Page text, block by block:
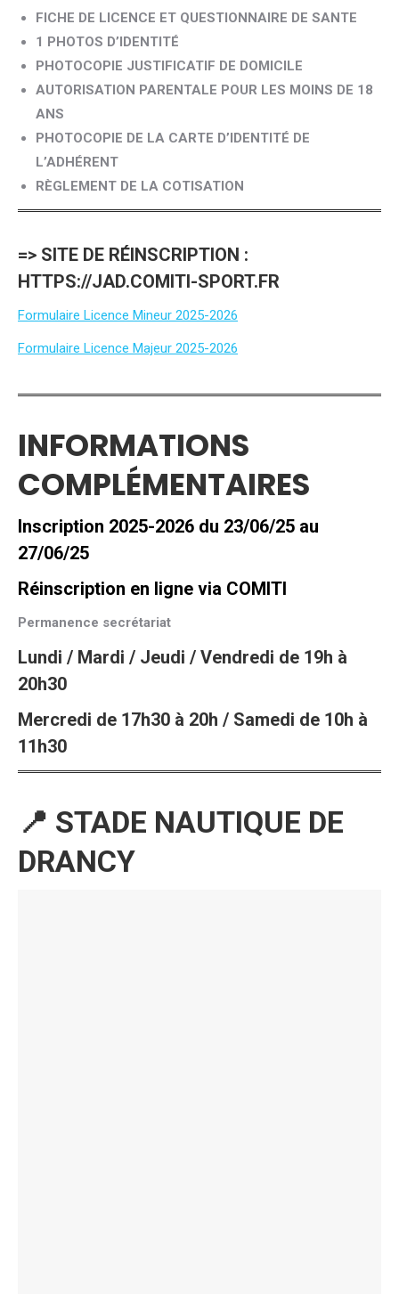
FICHE DE LICENCE ET QUESTIONNAIRE DE SANTE
1 PHOTOS D’IDENTITÉ
PHOTOCOPIE JUSTIFICATIF DE DOMICILE
AUTORISATION PARENTALE POUR LES MOINS DE 18
ANS
PHOTOCOPIE DE LA CARTE D’IDENTITÉ DE
L’ADHÉRENT
RÈGLEMENT DE LA COTISATION
=> SITE DE RÉINSCRIPTION :
HTTPS://JAD.COMITI-SPORT.FR
Formulaire Licence Mineur 2025-2026
Formulaire Licence Majeur 2025-2026
INFORMATIONS
COMPLÉMENTAIRES
Inscription 2025-2026 du 23/06/25 au
27/06/25
Réinscription en ligne via COMITI
Permanence secrétariat
Lundi / Mardi / Jeudi / Vendredi de 19h à
20h30
Mercredi de 17h30 à 20h / Samedi de 10h à
11h30
📍 STADE NAUTIQUE DE
DRANCY